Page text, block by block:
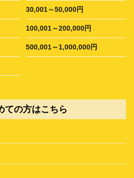
30,001～50,000円
100,001～200,000円
500,001～1,000,000円
ての方はこちら